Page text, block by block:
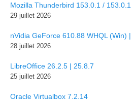
Mozilla Thunderbird 153.0.1 /
29 juillet 2026
nVidia GeForce 610.88 WHQL (Win)
28 juillet 2026
LibreOffice 26.2.5 | 25.8.7
25 juillet 2026
Oracle Virtualbox 7.2.14